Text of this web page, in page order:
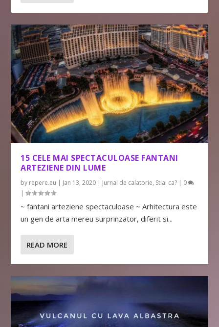
15 CELE MAI SPECTACULOASE FANTANI
ARTEZIENE DIN LUME
by repere.eu | Jan 13, 2020 | Jurnal de calatorie, Stiai ca? | 0
|
~ fantani arteziene spectaculoase ~ Arhitectura este
un gen de arta mereu surprinzator, diferit si...
READ MORE